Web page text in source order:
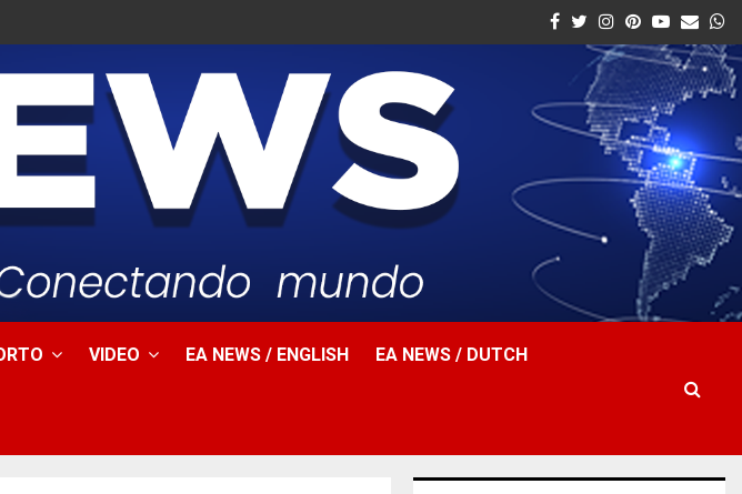
Facebook
Twitter
Instagram
Pinterest
Youtube
Email
VIDEO EA NEWS / ENGLISH EA NEWS / DUTCH